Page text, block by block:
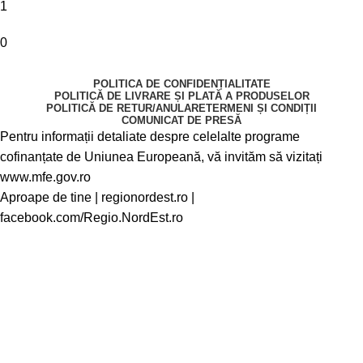
1
0
POLITICA DE CONFIDENȚIALITATE
POLITICĂ DE LIVRARE ȘI PLATĂ A PRODUSELOR
POLITICĂ DE RETUR/ANULARETERMENI ȘI CONDIȚII
COMUNICAT DE PRESĂ
Pentru informații detaliate despre celelalte programe
cofinanțate de Uniunea Europeană, vă invităm să vizitați
www.mfe.gov.ro
Aproape de tine | regionordest.ro
facebook.com/Regio.NordEst.ro